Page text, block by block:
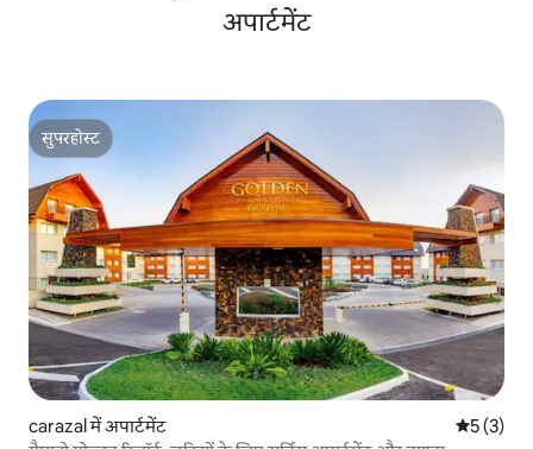
अपार्टमेंट
सुपरहोस्ट
सुपरहोस्ट
carazal में अपार्टमेंट औसत रेटिंग
5 (3)